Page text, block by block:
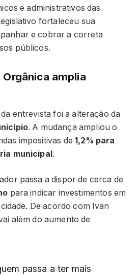
e administrativos das
fortaleceu sua
e cobrar a correta
públicos.
Orgânica amplia
entrevista foi a alteração da
. A mudança ampliou o
impositivas de1,2% para
municipal.
passa a dispor de cerca de
para indicar investimentos em
De acordo com Ivan
além do aumento de
passa a ter mais